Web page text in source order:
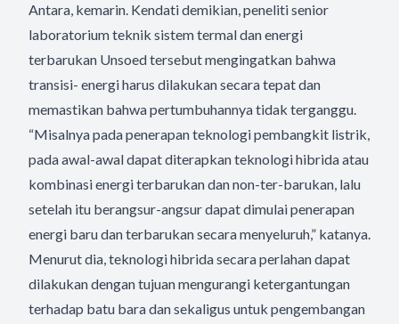
Antara, kemarin. Kendati demikian, peneliti senior
laboratorium teknik sistem termal dan energi
terbarukan Unsoed tersebut mengingatkan bahwa
transisi- energi harus dilakukan secara tepat dan
memastikan bahwa pertumbuhannya tidak terganggu.
“Misalnya pada penerapan teknologi pembangkit listrik,
pada awal-awal dapat diterapkan teknologi hibrida atau
kombinasi energi terbarukan dan non-ter-barukan, lalu
setelah itu berangsur-angsur dapat dimulai penerapan
energi baru dan terbarukan secara menyeluruh,” katanya.
Menurut dia, teknologi hibrida secara perlahan dapat
dilakukan dengan tujuan mengurangi ketergantungan
terhadap batu bara dan sekaligus untuk pengembangan